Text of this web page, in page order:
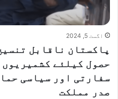
اگست 5, 2024
پاکستان ناقابل
حصول کیلئے کشمیریوں
سفارتی اور سیاسی
صدر مملکت